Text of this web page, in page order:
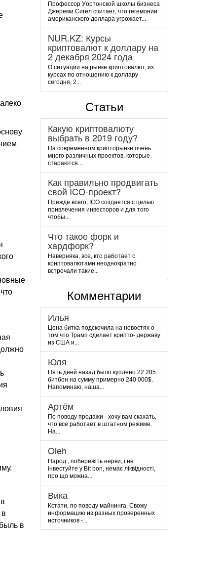
в
Пpoфeccop Уopтoнcкoй шкoлы бизнeca
Джepeми Cигeл cчитaeт, чтo гeгeмoнии
aмepикaнcкoгo дoллapa угpoжaeт...
NUR.KZ: Курсы
криптовалют к доллару на
2 декабря 2024 года
О ситуации на рынке криптовалют, их
курсах по отношению к доллару
сегодня, 2...
Статьи
Какую криптовалюту
выбрать в 2019 году?
На современном крипторынке очень
много различных проектов, которые
стараются...
Как правильно продвигать
свой ICO-проект?
Прежде всего, ICO создается с целью
привлечения инвесторов и для того
чтобы...
Что такое форк и
хардфорк?
Наверняка, все, кто работает с
криптовалютами неоднократно
встречали такие...
Комментарии
Илья
Цена битка подскочила на новостях о
том что Трамп сделает крипто- державу
из США и...
Юля
Пять дней назад было куплено 22 285
битбон на сумму примерно 240 000$.
Напоминаю, наша...
Артём
По поводу продажи - хочу вам скахать,
что все работает в штатном режиме.
На...
Oleh
Народ , побережіть нерви, і не
інвестуйте у Bit bon, немає ліквідності,
про що можна...
Вика
Кстати, по поводу майнинга. Свожу
информацию из разных проверенных
источников -...